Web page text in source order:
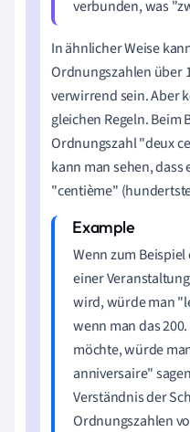
verbunden, was
In ähnlicher Weise
Ordnungszahlen über
verwirrend sein. Aber
gleichen Regeln. Beim
Ordnungszahl "deux
kann man sehen,
"centième"
Wenn zum
einer
wird, würde man
wenn man das
möchte, würde
anniversaire"
Verständnis der
Ordnungszahlen